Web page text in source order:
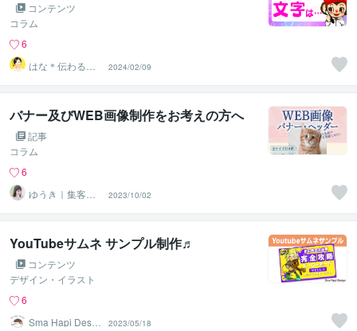
コンテンツ
コラム
6
はな＊伝わる形
に整えるデザイ
ン秘書
2024/02/09
バナー及びWEB画像制作をお考えの方へ
記事
コラム
6
ゆうき｜集客・
店舗系WEBデザ
イン
2023/10/02
YouTubeサムネ サンプル制作♬
コンテンツ
デザイン・イラスト
6
Sma Hapi Desig
2023/05/18